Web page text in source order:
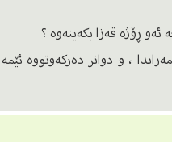
ڕۆژە قەزا بکەینەوە ؟
، و دواتر دەرکەوتووە